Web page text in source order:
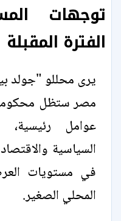
توجهات
الفترة المقبلة
يرى محللو "جولد
مصر ستظل محكومة
عوامل رئيسية،
السياسية
في مستويات
المحلي الصغير.